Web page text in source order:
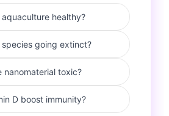
aquaculture healthy?
going extinct?
nanomaterial toxic?
D boost immunity?